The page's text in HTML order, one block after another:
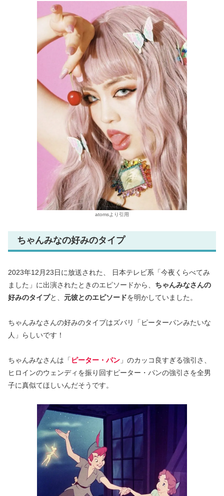
atomsより引用
ちゃんみなの好みのタイプ
2023年12月23日に放送された、 日本テレビ系「今夜くらべてみ
ました」に出演されたときのエピソードから、 ちゃんみなさんの
好みのタイプと、 元彼とのエピソードを明かしていました。
ちゃんみなさんの好みのタイプはズバリ「ピーターパンみたいな
人」らしいです！
ちゃんみなさんは「 ピーター・パン 」のカッコ良すぎる強引さ、
ヒロインのウェンディを振り回すピーター・パンの強引さを全男
子に真似てほしいんだそうです。